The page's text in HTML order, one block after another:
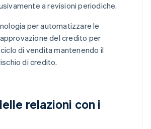
a revisioni periodiche.
per automatizzare le
del credito per
di vendita mantenendo il
di credito.
relazioni con i